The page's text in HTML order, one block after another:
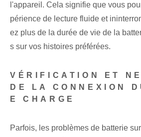
l'appareil. Cela signifie que vous
périence de lecture fluide et
ez plus de la durée de vie de la
s sur vos histoires préférées.
VÉRIFICATION ET
DE LA CONNEXION
E CHARGE
Parfois, les problèmes de batterie